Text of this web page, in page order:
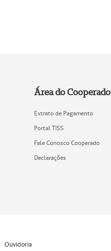
Área do Cooperado
Extrato de Pagamento
Portal TISS
Fale Conosco Cooperado
Declarações
Ouvidoria